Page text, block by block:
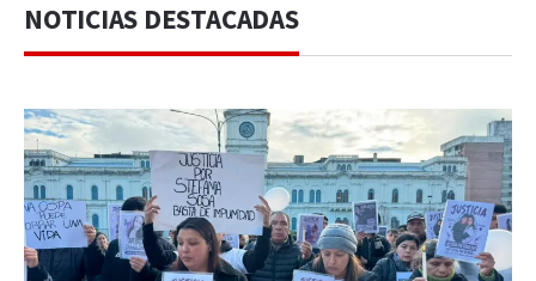
NOTICIAS DESTACADAS